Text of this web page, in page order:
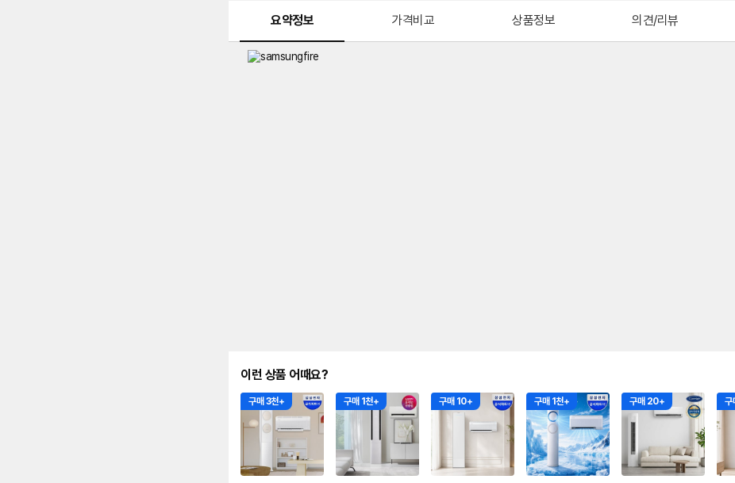
치
비
요약정보 가격비교 상품정보 의견/리뷰
이런 상품 어때요?
구매 3천+ 구매 1천+ 구매 10+ 구매 1천+ 구매 20+